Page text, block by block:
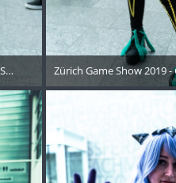
- 142
Zürich Game Show 2019
21. Oktober 2019